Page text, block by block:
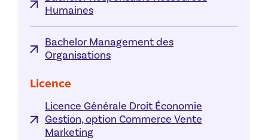
Humaines
Bachelor Management des
Organisations
Licence
Licence Générale Droit Économie
Gestion, option Commerce Vente
Marketing